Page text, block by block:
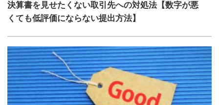
決算書を見せたくない取引先への対処法【数字が悪
くても低評価にならない提出方法】